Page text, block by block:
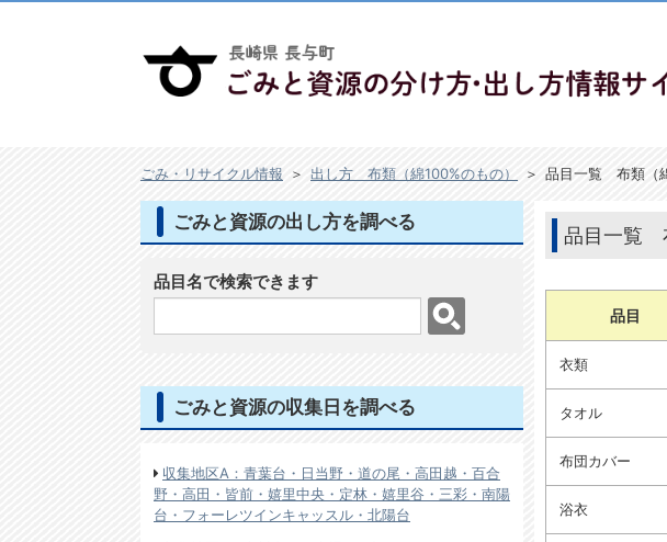
ごみ・リサイクル情報 ＞ 出し方 布類（綿100%のもの） ＞ 品目一覧 布類（
品目一覧
品目
衣類
タオル
布団カバー
浴衣
ごみと資源の出し方を調べる
品目名で検索できます
ごみと資源の収集日を調べる
収集地区A：青葉台・日当野・道の尾・高田越・百合
野・高田・皆前・嬉里中央・定林・嬉里谷・三彩・南陽
台・フォーレツインキャッスル・北陽台